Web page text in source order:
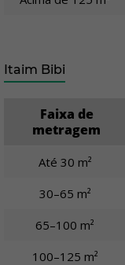
Itaim Bibi
Faixa de
metragem
Até 30 m²
30–65 m²
65–100 m²
100–125 m²